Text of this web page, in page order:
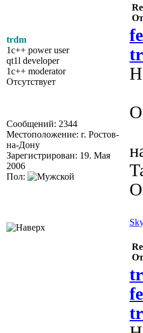
trdm
1c++ power user
qt1l developer
1c++ moderator
Отсутствует
Сообщений: 2344
Местоположение: г. Ростов-
на-Дону
Зарегистрирован: 19. Мая
2006
Пол: